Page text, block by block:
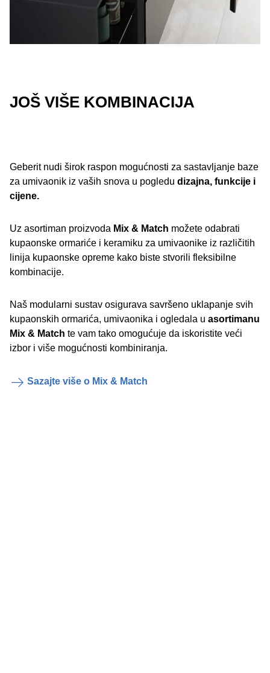
JOŠ VIŠE KOMBINACIJA
Geberit nudi širok raspon mogućnosti za sastavljanje baze
za umivaonik iz vaših snova u pogledu dizajna, funkcije i
cijene.
Uz asortiman proizvoda Mix & Match možete odabrati
kupaonske ormariće i keramiku za umivaonike iz različitih
linija kupaonske opreme kako biste stvorili fleksibilne
kombinacije.
Naš modularni sustav osigurava savršeno uklapanje svih
kupaonskih ormarića, umivaonika i ogledala u asortimanu
Mix & Match te vam tako omogućuje da iskoristite veći
izbor i više mogućnosti kombiniranja.
Sazajte više o Mix & Match